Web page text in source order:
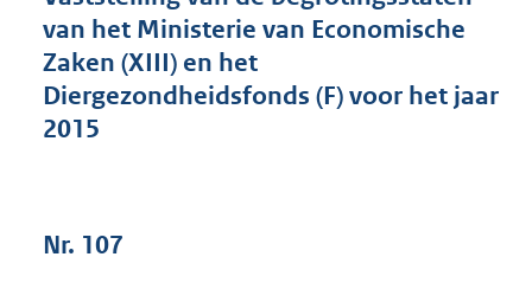
s
g
o
o
van het Ministerie van Economische
Zaken (XIII) en het
Diergezondheidsfonds (F) voor het jaar
2015
Nr. 107